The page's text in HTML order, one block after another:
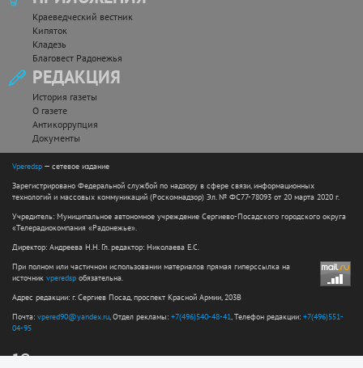
Краеведческий вестник
Кипяток
Кладезь
Благовест Радонежья
РЕДАКЦИЯ
История газеты
О газете
Антикоррупция
Документы
Vperedsp — сетевое издание
Зарегистрировано Федеральной службой по надзору в сфере связи, информационных
технологий и массовых коммуникаций (Роскомнадзор) Эл. № ФС77-78093 от 20 марта 2020 г.
Учредитель: Муниципальное автономное учреждение Сергиево-Посадского городского округа
«Телерадиокомпания «Радонежье».
Директор: Андреева Н.Н. Гл. редактор: Николаева Е.С.
При полном или частичном использовании материалов прямая гиперссылка на
источник vperedsp обязательна.
Адрес редакции: г. Сергиев Посад, проспект Красной Армии, 203В
Почта: vpered90@yandex.ru, Отдел рекламы: +7(496)540-48-41, Телефон редакции: +7(496)551-
04-95
12+